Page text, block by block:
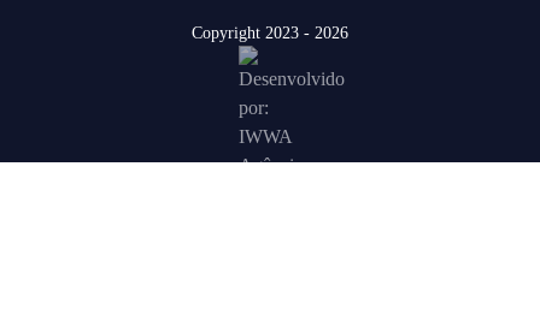
Copyright 2023 - 2026